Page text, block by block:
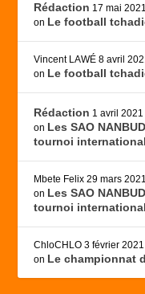
Rédaction 17 mai 2021
on Le football
Vincent LAWÉ 8 avril
on Le football
Rédaction 1 avril 2021
on Les SAO
tournoi
Mbete Felix 29 mars 2021
on Les SAO
tournoi
ChloCHLO 3 février 2021
on Le championnat